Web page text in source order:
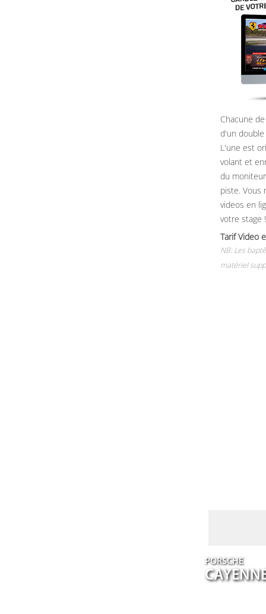
Chacune
d'un
L'une est
volant et
du
piste. Vous
videos en
votre stage !
Tarif Video
NB: Les
matériel
PORSCHE